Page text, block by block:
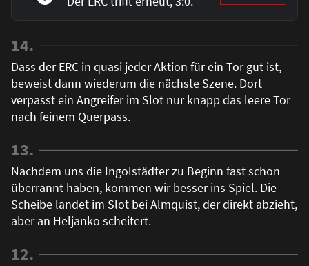
14.
Dass der ERC in quasi jeder Aktion für ein Tor gut ist,
beweist dann wiederum die nächste Szene. Dort
verpasst ein Angreifer im Slot nur knapp das leere Tor
nach feinem Querpass.
13.
Nachdem uns die Ingolstädter zu Beginn fast schon
überrannt haben, kommen wir besser ins Spiel. Die
Scheibe landet im Slot bei Almquist, der direkt abzieht,
aber an Heljanko scheitert.
12.